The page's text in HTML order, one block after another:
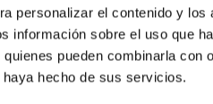
personalizar el contenido y
información sobre el uso que
pueden combinarla con
hecho de sus servicios.